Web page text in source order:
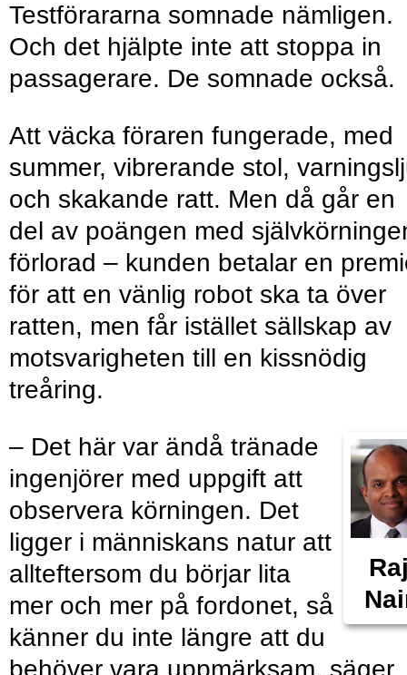
Testförararna somnade nämligen.
Och det hjälpte inte att stoppa in
passagerare. De somnade också.
Att väcka föraren fungerade, med
summer, vibrerande stol,
och skakande ratt. Men då går en
del av poängen med
förlorad – kunden betalar en
för att en vänlig robot ska ta över
ratten, men får istället sällskap av
motsvarigheten till en kissnödig
treåring.
– Det här var ändå tränade
ingenjörer med uppgift att
observera körningen. Det
ligger i människans natur att
allteftersom du börjar lita
mer och mer på fordonet, så
känner du inte längre att du